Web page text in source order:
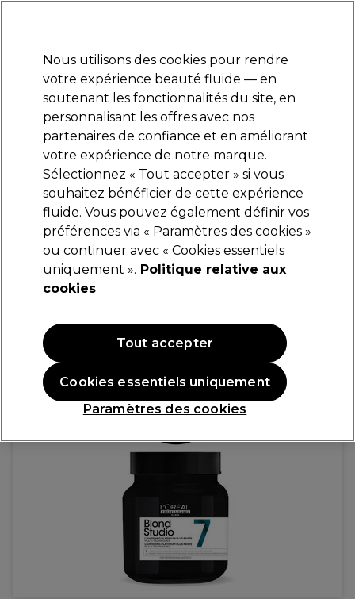
Se connecter
Marques Bons plans Coiffure Electro et Matériel
Livraison et délais
lire la suite
L'Oréal Professionnel
L'Oréal Professionnel Blond Studio Platinium
Plus 500ml
74,95 €
Nous utilisons des cookies pour rendre
votre expérience beauté fluide — en
soutenant les fonctionnalités du site, en
personnalisant les offres avec nos
partenaires de confiance et en améliorant
votre expérience de notre marque.
Sélectionnez « Tout accepter » si vous
souhaitez bénéficier de cette expérience
fluide. Vous pouvez également définir vos
préférences via « Paramètres des cookies »
ou continuer avec « Cookies essentiels
uniquement ». Politique relative aux
cookies
Paramètres des cookies
Cookies essentiels uniquement
Tout accepter